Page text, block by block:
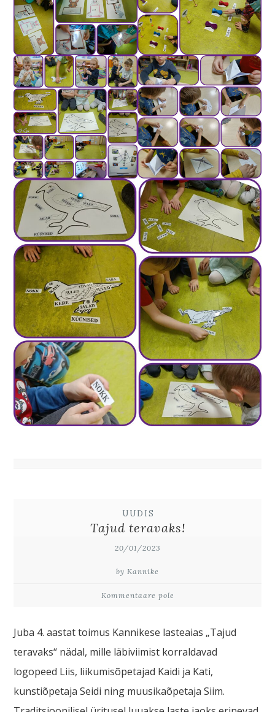
UUDIS
Tajud teravaks!
20/01/2023
by Kannike
Kommentaare pole
Juba 4. aastat toimus Kannikese lasteaias „Tajud
teravaks“ nädal, mille läbiviimist korraldavad
logopeed Liis, liikumisõpetajad Kaidi ja Kati,
kunstiõpetaja Seidi ning muusikaõpetaja Siim.